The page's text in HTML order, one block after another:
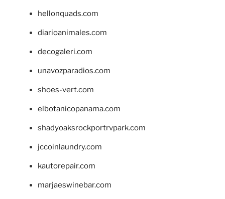
hellonquads.com
diarioanimales.com
decogaleri.com
unavozparadios.com
shoes-vert.com
elbotanicopanama.com
shadyoaksrockportrvpark.com
jccoinlaundry.com
kautorepair.com
marjaeswinebar.com